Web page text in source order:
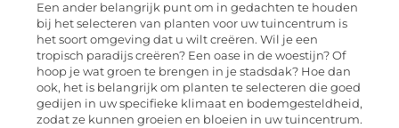
Een ander belangrijk punt om in gedachten te houden
bij het selecteren van planten voor uw tuincentrum is
het soort omgeving dat u wilt creëren. Wil je een
tropisch paradijs creëren? Een oase in de woestijn? Of
hoop je wat groen te brengen in je stadsdak? Hoe dan
ook, het is belangrijk om planten te selecteren die goed
gedijen in uw specifieke klimaat en bodemgesteldheid,
zodat ze kunnen groeien en bloeien in uw tuincentrum.